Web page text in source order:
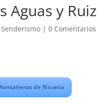
Aguas y Ruiz
|0 Comentarios
de Nivaria